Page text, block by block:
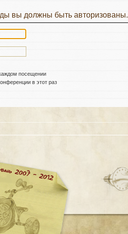
вы должны быть авторизованы.
посещении
в этот раз